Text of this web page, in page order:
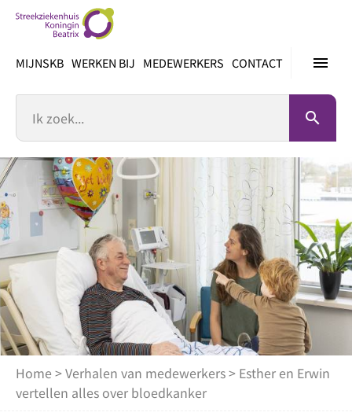
inhoud
menu
MIJNSKB WERKEN BIJ MEDEWERKERS CONTACT
search
Home >Verhalen van medewerkers> Esther en Erwin
vertellen alles over bloedkanker